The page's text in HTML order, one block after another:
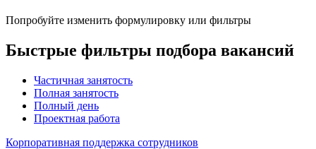
Попробуйте изменить формулировку или фильтры
Быстрые фильтры подбора вакансий
Частичная занятость
Полная занятость
Полный день
Проектная работа
Корпоративная поддержка сотрудников